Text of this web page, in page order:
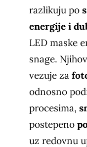
razlikuju po
energije i
LED maske
snage.
vezuje za
odnosno
procesima,
postepeno
uz redovnu